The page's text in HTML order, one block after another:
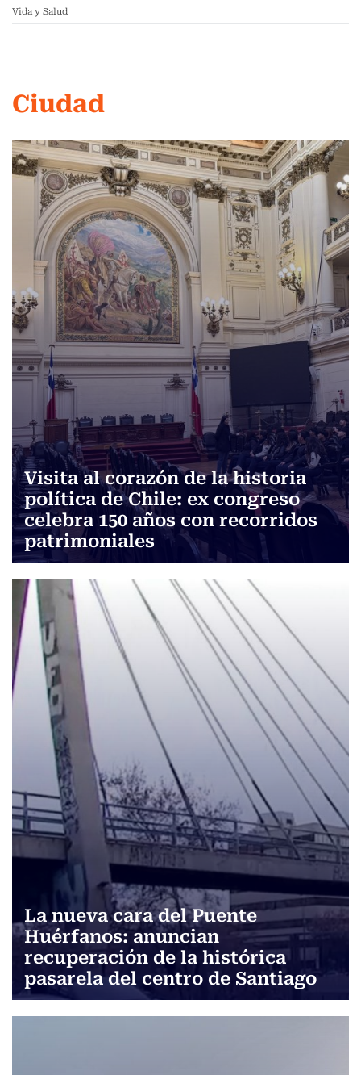
Vida y Salud
Ciudad
Visita al corazón de la historia
política de Chile: ex congreso
celebra 150 años con recorridos
patrimoniales
La nueva cara del Puente
Huérfanos: anuncian
recuperación de la histórica
pasarela del centro de Santiago